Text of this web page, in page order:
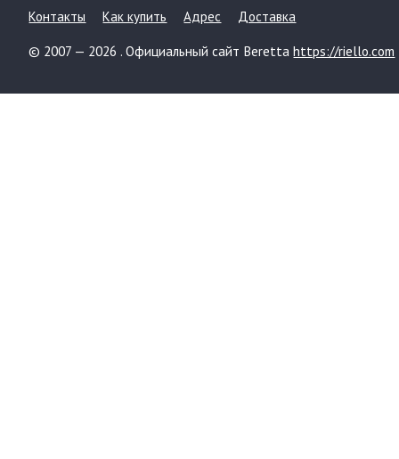
Контакты Как купить Адрес Доставка
© 2007 — 2026 . Официальный сайт Berettahttps://riello.com